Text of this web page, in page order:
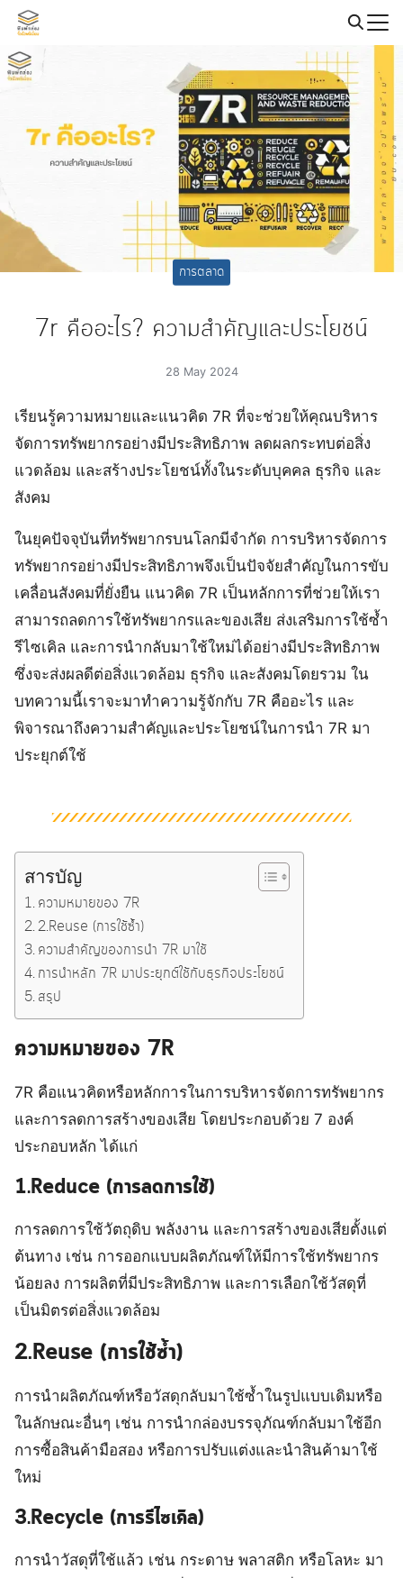
Skip
content
Search
for:
การตลาด
7r คืออะไร? ความสำคัญและประโยชน์
28 May 2024
เรียนรู้ความหมายและแนวคิด 7R ที่จะช่วยให้คุณบริหาร
จัดการทรัพยากรอย่างมีประสิทธิภาพ ลดผลกระทบต่อสิ่ง
แวดล้อม และสร้างประโยชน์ทั้งในระดับบุคคล ธุรกิจ และ
สังคม
ในยุคปัจจุบันที่ทรัพยากรบนโลกมีจำกัด การบริหารจัดการ
ทรัพยากรอย่างมีประสิทธิภาพจึงเป็นปัจจัยสำคัญในการขับ
เคลื่อนสังคมที่ยั่งยืน แนวคิด 7R เป็นหลักการที่ช่วยให้เรา
สามารถลดการใช้ทรัพยากรและของเสีย ส่งเสริมการใช้ซ้ำ
รีไซเคิล และการนำกลับมาใช้ใหม่ได้อย่างมีประสิทธิภาพ
ซึ่งจะส่งผลดีต่อสิ่งแวดล้อม ธุรกิจ และสังคมโดยรวม ใน
บทความนี้เราจะมาทำความรู้จักกับ 7R คืออะไร และ
พิจารณาถึงความสำคัญและประโยชน์ในการนำ 7R มา
ประยุกต์ใช้
สารบัญ
ความหมายของ 7R
2.Reuse (การใช้ซ้ำ)
ความสำคัญของการนำ 7R มาใช้
การนำหลัก 7R มาประยุกต์ใช้กับธุรกิจประโยชน์
สรุป
ความหมายของ 7R
7R คือแนวคิดหรือหลักการในการบริหารจัดการทรัพยากร
และการลดการสร้างของเสีย โดยประกอบด้วย 7 องค์
ประกอบหลัก ได้แก่
1.Reduce (การลดการใช้)
การลดการใช้วัตถุดิบ พลังงาน และการสร้างของเสียตั้งแต่
ต้นทาง เช่น การออกแบบผลิตภัณฑ์ให้มีการใช้ทรัพยากร
น้อยลง การผลิตที่มีประสิทธิภาพ และการเลือกใช้วัสดุที่
เป็นมิตรต่อสิ่งแวดล้อม
2.Reuse (การใช้ซ้ำ)
การนำผลิตภัณฑ์หรือวัสดุกลับมาใช้ซ้ำในรูปแบบเดิมหรือ
ในลักษณะอื่นๆ เช่น การนำกล่องบรรจุภัณฑ์กลับมาใช้อีก
การซื้อสินค้ามือสอง หรือการปรับแต่งและนำสินค้ามาใช้
ใหม่
3.Recycle (การรีไซเคิล)
การนำวัสดุที่ใช้แล้ว เช่น กระดาษ พลาสติก หรือโลหะ มา